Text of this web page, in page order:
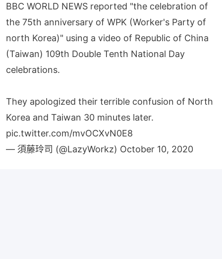
BBC WORLD NEWS reported "the celebration of
the 75th anniversary of WPK (Worker's Party of
north Korea)" using a video of Republic of China
(Taiwan) 109th Double Tenth National Day
celebrations.
They apologized their terrible confusion of North
Korea and Taiwan 30 minutes later.
pic.twitter.com/mvOCXvN0E8
— 須藤玲司 (@LazyWorkz) October 10, 2020